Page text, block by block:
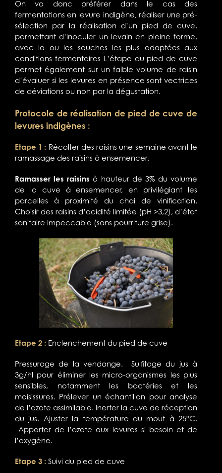
On va donc préférer dans le cas des
fermentations en levure indigène, réaliser une pré-
sélection par la réalisation d’un pied de cuve,
permettant d’inoculer un levain en pleine forme,
avec la ou les souches les plus adaptées aux
conditions fermentaires L’étape du pied de cuve
permet également sur un faible volume de raisin
d’évaluer si les levures en présence sont vectrices
de déviations ou non par la dégustation.
Protocole de réalisation de pied de cuve de
levures indigènes :
Etape 1 : Récolter des raisins une semaine avant le
ramassage des raisins à ensemencer.
Ramasser les raisins à hauteur de 3% du volume
de la cuve à ensemencer, en privilégiant les
parcelles à proximité du chai de vinification.
Choisir des raisins d’acidité limitée (pH >3,2), d’état
sanitaire impeccable (sans pourriture grise).
Etape 2 : Enclenchement du pied de cuve
Pressurage de la vendange. Sulfitage du jus à
3g/hl pour éliminer les micro-organismes les plus
sensibles, notamment les bactéries et les
moisissures. Prélever un échantillon pour analyse
de l’azote assimilable. Inerter la cuve de réception
du jus. Ajuster la température du mout à 25°C.
Apporter de l’azote aux levures si besoin et de
l’oxygène.
Etape 3 : Suivi du pied de cuve